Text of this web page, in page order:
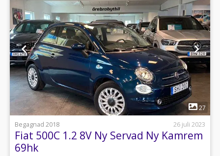
1
27
Begagnad 2018
26 juli 2023
Fiat 500C 1.2 8V Ny Servad Ny Kamrem
69hk